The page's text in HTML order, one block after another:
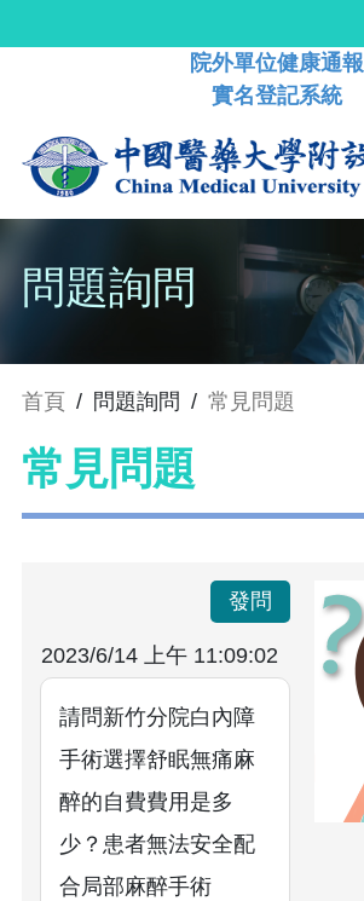
院外單位健康通報
實名登記系統
問題詢問
首頁 / 問題詢問 / 常見問題
常見問題
發問
2023/6/14 上午 11:09:02
請問新竹分院白內障
手術選擇舒眠無痛麻
醉的自費費用是多
少？患者無法安全配
合局部麻醉手術